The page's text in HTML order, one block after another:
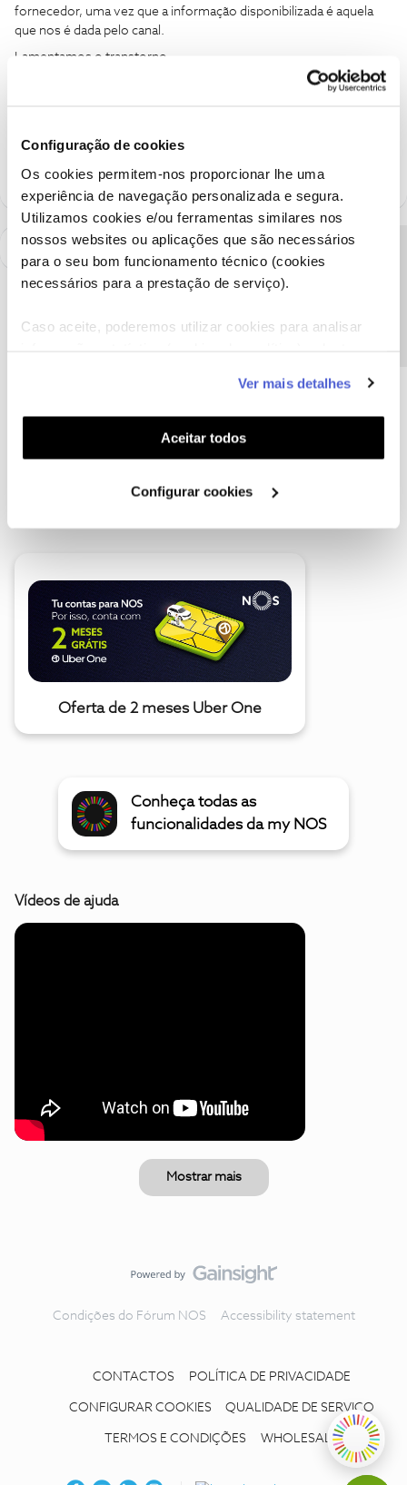
Configuração de cookies
Os cookies permitem-nos proporcionar lhe uma
experiência de navegação personalizada e segura.
Utilizamos cookies e/ou ferramentas similares nos
nossos websites ou aplicações que são necessários
para o seu bom funcionamento técnico (cookies
necessários para a prestação de serviço).
Caso aceite, poderemos utilizar cookies para analisar
funcionalidades (cookies de personalização e
funcionalidade) e adaptar anúncios aos seus interesses
(cookies de publicidade personalizada). Pode gerir a
utilização dos cookies clicando em "Configurar
Ver mais detalhes
Aceitar todos
Configurar cookies
fornecedor, uma vez que a informação disponibilizada é aquela
que nos é dada pelo canal.
Lamentamos o transtorno.
como "Melhor Resposta" e faça "Like" nos melhores comentários.
A poupança que COMBINA
Oferta de 2 meses Uber One
Conheça todas as
funcionalidades da my NOS
Vídeos de ajuda
Mostrar mais
Condições do Fórum NOS Accessibility statement
CONTACTOS POLÍTICA DE PRIVACIDADE
CONFIGURAR COOKIES QUALIDADE DE SERVIÇO
TERMOS E CONDIÇÕES WHOLESALE